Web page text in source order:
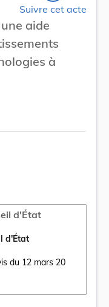
Suivre cet acte
aide
à
d'État
d'État
du 12 mars 20
61.226 Avis du 12